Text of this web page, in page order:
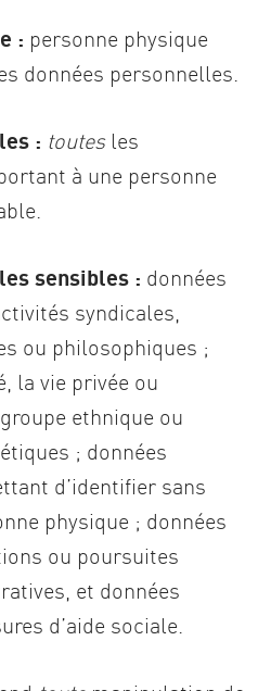
: personne physique
données personnelles.
: toutesles
à une personne
sensibles : données
syndicales,
ou philosophiques ;
la vie privée ou
ethnique ou
; données
d’identifier sans
physique ; données
ou poursuites
et données
d’aide sociale.